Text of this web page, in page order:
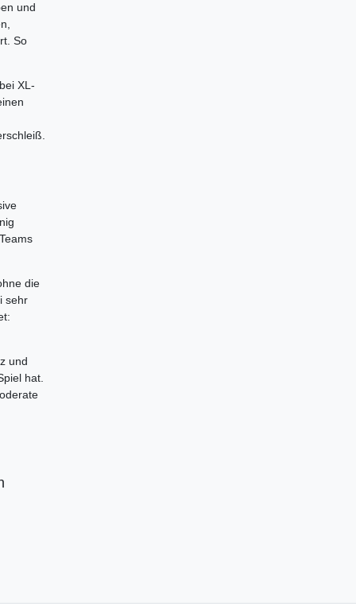
und
So
XL-
die
sehr
und
hat.